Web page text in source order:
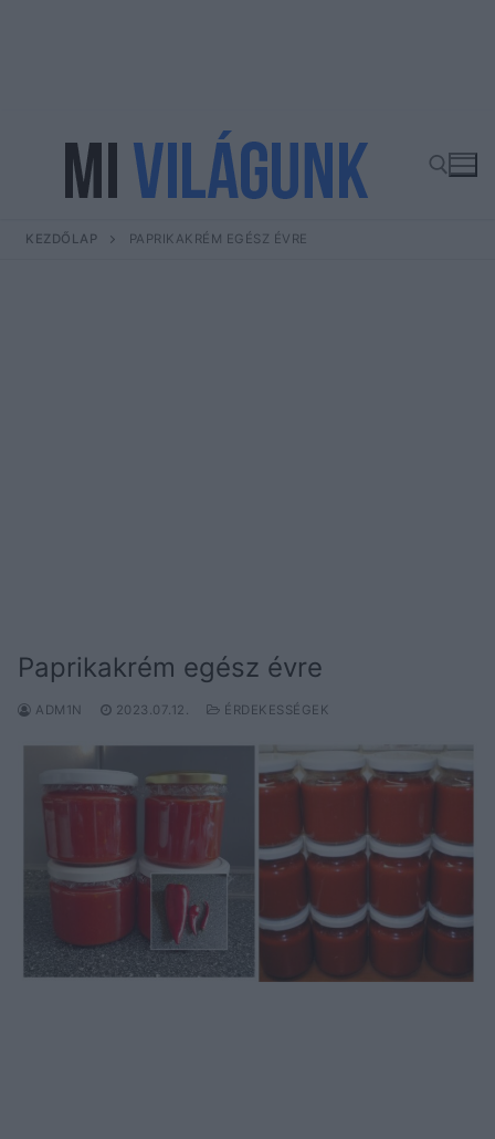
tartalomra
KEZDŐLAP PAPRIKAKRÉM EGÉSZ ÉVRE
Paprikakrém egész évre
ADM1N 2023.07.12. ÉRDEKESSÉGEK